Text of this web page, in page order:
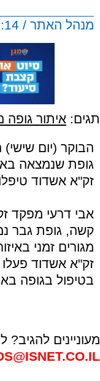
מנהל האתר / 14:14 23.08.24
תגים: איתור גופה
הבוקר (יום
גופת שנמצאה
זק"א אשדוד
אבי דרעי מפקד
קשה, גופת גבר
מגורים זמני
זק"א אשדוד
בטיפול בגופה
מעוניינים להגיב?